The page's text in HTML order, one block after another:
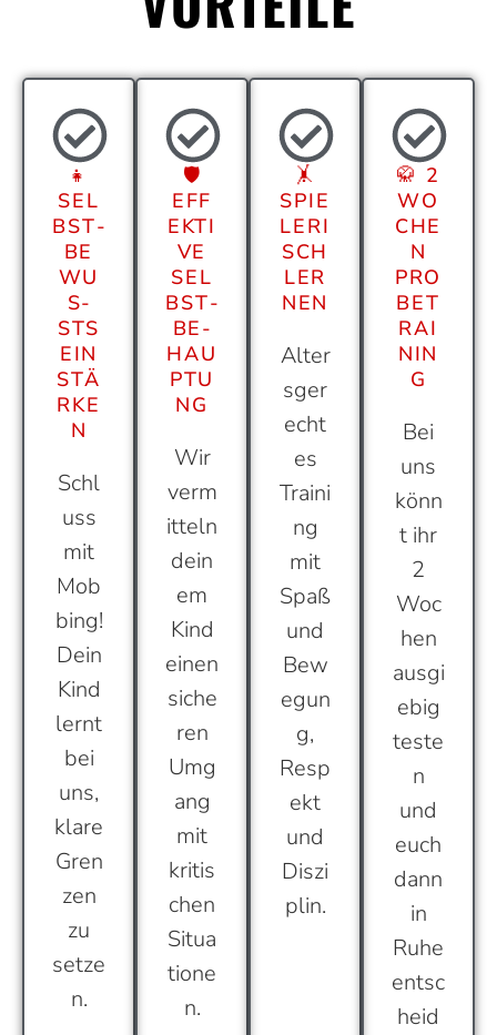
👧
SEL
BST­
BE
WU
S­
STS
EIN
STÄ
RKE
N
Schl
uss
mit
Mob
bing!
Dein
Kind
lernt
bei
uns,
klare
Gren
zen
zu
setze
n.
🛡️
EFF
EKTI
VE
SEL
BST­
BE­
HAU
PTU
NG
Wir
verm
itteln
dein
em
Kind
einen
siche
ren
Umg
ang
mit
kritis
chen
Situa
tione
n.
🤸
SPIE
LERI
SCH
LER
NEN
Alter
sger
echt
es
Traini
ng
mit
Spaß
und
Bew
egun
g,
Resp
ekt
und
Diszi
plin.
🥋 2
WO
CHE
N
PRO
BET
RAI
NIN
G
Bei
uns
könn
t ihr
2
Woc
hen
ausgi
ebig
teste
n
und
euch
dann
in
Ruhe
entsc
heid